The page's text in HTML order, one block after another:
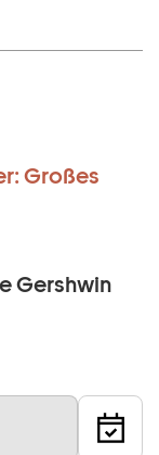
Großes
Gershwin